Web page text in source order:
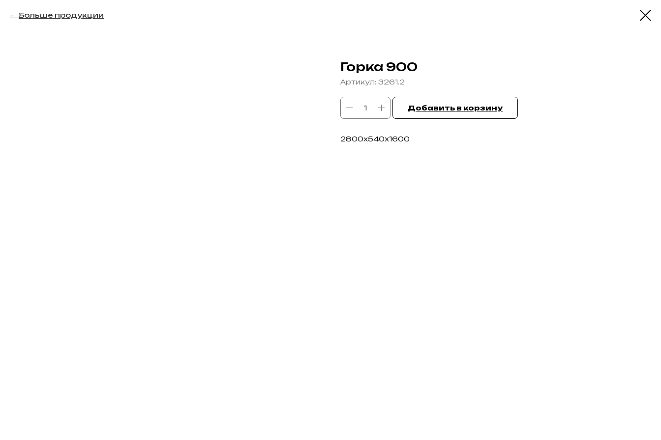
Больше продукции
Горка 900
Артикул: 3261.2
Добавить в корзину
2800х540х1600